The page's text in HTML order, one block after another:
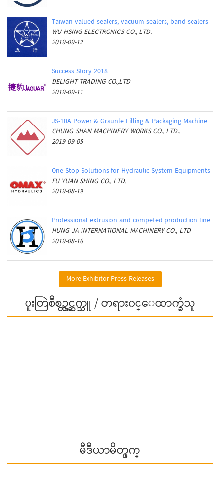
Taiwan valued sealers, vacuum sealers, band sealers
WU-HSING ELECTRONICS CO., LTD.
2019-09-12
Success Story 2018
DELIGHT TRADING CO.,LTD
2019-09-11
JS-10A Power & Graunle Filling & Packaging Machine
CHUNG SHAN MACHINERY WORKS CO., LTD..
2019-09-05
One Stop Solutions for Hydraulic System Equipments
FU YUAN SHING CO., LTD.
2019-08-19
Professional extrusion and competed production line
HUNG JA INTERNATIONAL MACHINERY CO., LTD
2019-08-16
More Exhibitor Press Releases
ပူးတြဲစီစဥ္တင္ဆက္သူ / တရား၀င္ေထာက္ခံသူ
မီဒီယာမိတ္ဖက္